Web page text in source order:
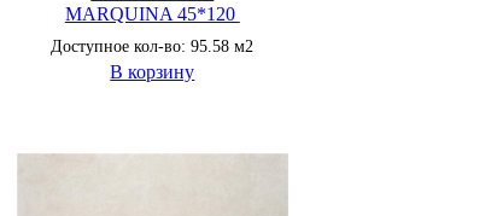
MARQUINA 45*120
Доступное кол-во: 95.58 м2
В корзину